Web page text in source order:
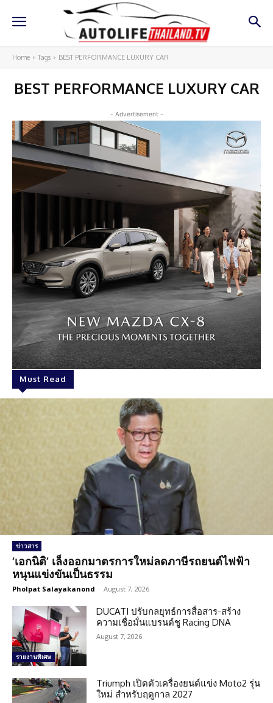
Home Tags BEST PERFORMANCE LUXURY CAR
BEST PERFORMANCE LUXURY CAR
- Advertisement -
Must Read
ข่าวสาร
‘เอกนิติ’ เล็งออกมาตรการใหม่ลดภาษีรถยนต์ไฟฟ้า
หนุนแข่งขันเป็นธรรม
Pholpat Salayakanond - August 7, 2026
รายงานพิเศษ
DUCATI ปรับกลยุทธ์การสื่อสาร-สร้าง
ความเชื่อมั่นแบรนด์ชู Racing DNA
August 7, 2026
Triumph เปิดตัวเครื่องยนต์แข่ง Moto2 รุ่น
ใหม่ สำหรับฤดูกาล 2027